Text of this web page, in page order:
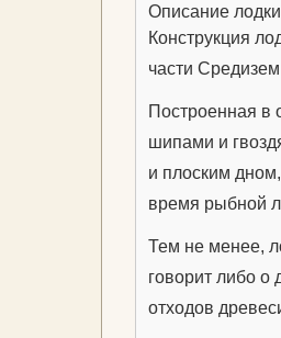
Описание лодки
Конструкция
части
Построенная в
шипами и
и плоским
время рыбной
Тем не менее,
говорит либо о
отходов